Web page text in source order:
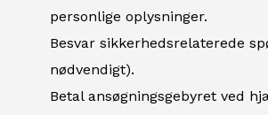
personlige oplysninger.
Besvar sikkerhedsrelaterede
nødvendigt).
Betal ansøgningsgebyret ved